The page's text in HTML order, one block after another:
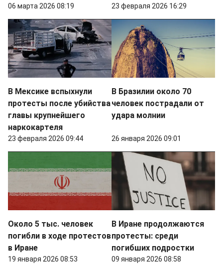
06 марта 2026 08:19 23 февраля 2026 16:29
В Мексике вспыхнули
протесты после убийства
главы крупнейшего
наркокартеля
23 февраля 2026 09:44
В Бразилии около 70
человек пострадали от
удара молнии
26 января 2026 09:01
Около 5 тыс. человек
погибли в ходе протестов
в Иране
19 января 2026 08:53
В Иране продолжаются
протесты: среди
погибших подростки
09 января 2026 08:58